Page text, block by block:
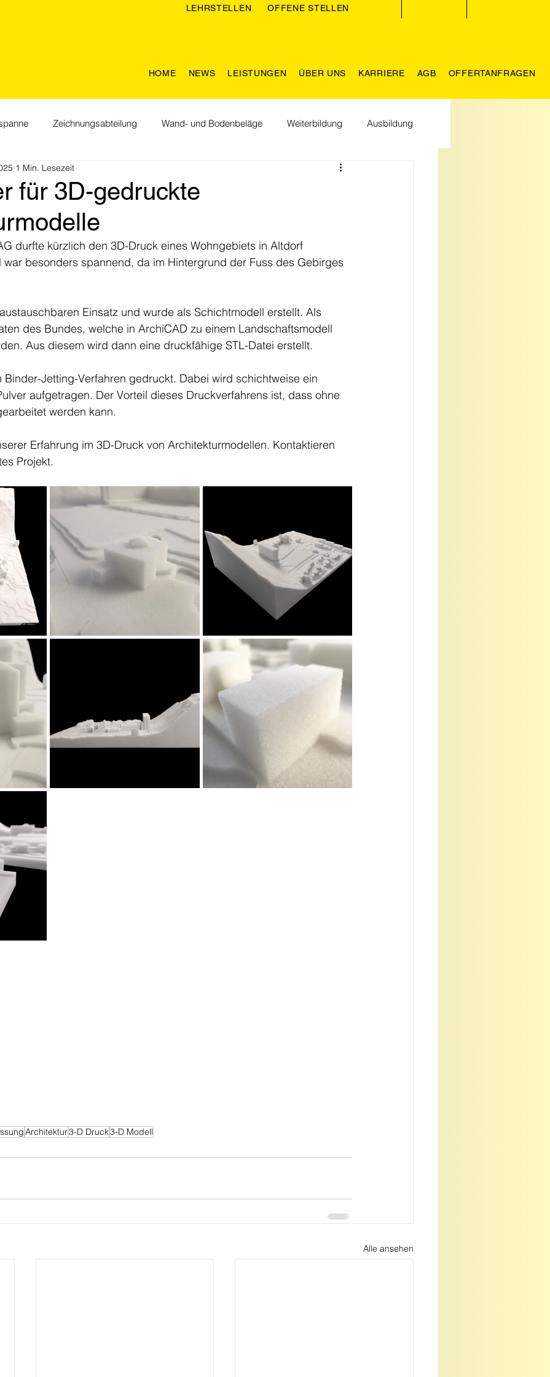
LEHRSTELLEN OFFENE STELLEN
HOME NEWS LEISTUNGEN ÜBER UNS KARRIERE AGB OFFERTANFRAGEN
Zeichnungsabteilung Wand- und Bodenbeläge Weiterbildung Ausbildung
Feiertage Willkommen im Team
für 3D-gedruckte
1 Min. Lesezeit
durfte kürzlich den 3D-Druck eines Wohngebiets in Altdorf
war besonders spannend, da im Hintergrund der Fuss des Gebirges
Einsatz und wurde als Schichtmodell erstellt. Als
des Bundes, welche in ArchiCAD zu einem Landschaftsmodell
Aus diesem wird dann eine druckfähige STL-Datei erstellt.
Binder-Jetting-Verfahren gedruckt. Dabei wird schichtweise ein
aufgetragen. Der Vorteil dieses Druckverfahrens ist, dass ohne
werden kann.
Erfahrung im 3D-Druck von Architekturmodellen. Kontaktieren
Projekt.
Architektur3-D Druck3-D Modell
Alle ansehen